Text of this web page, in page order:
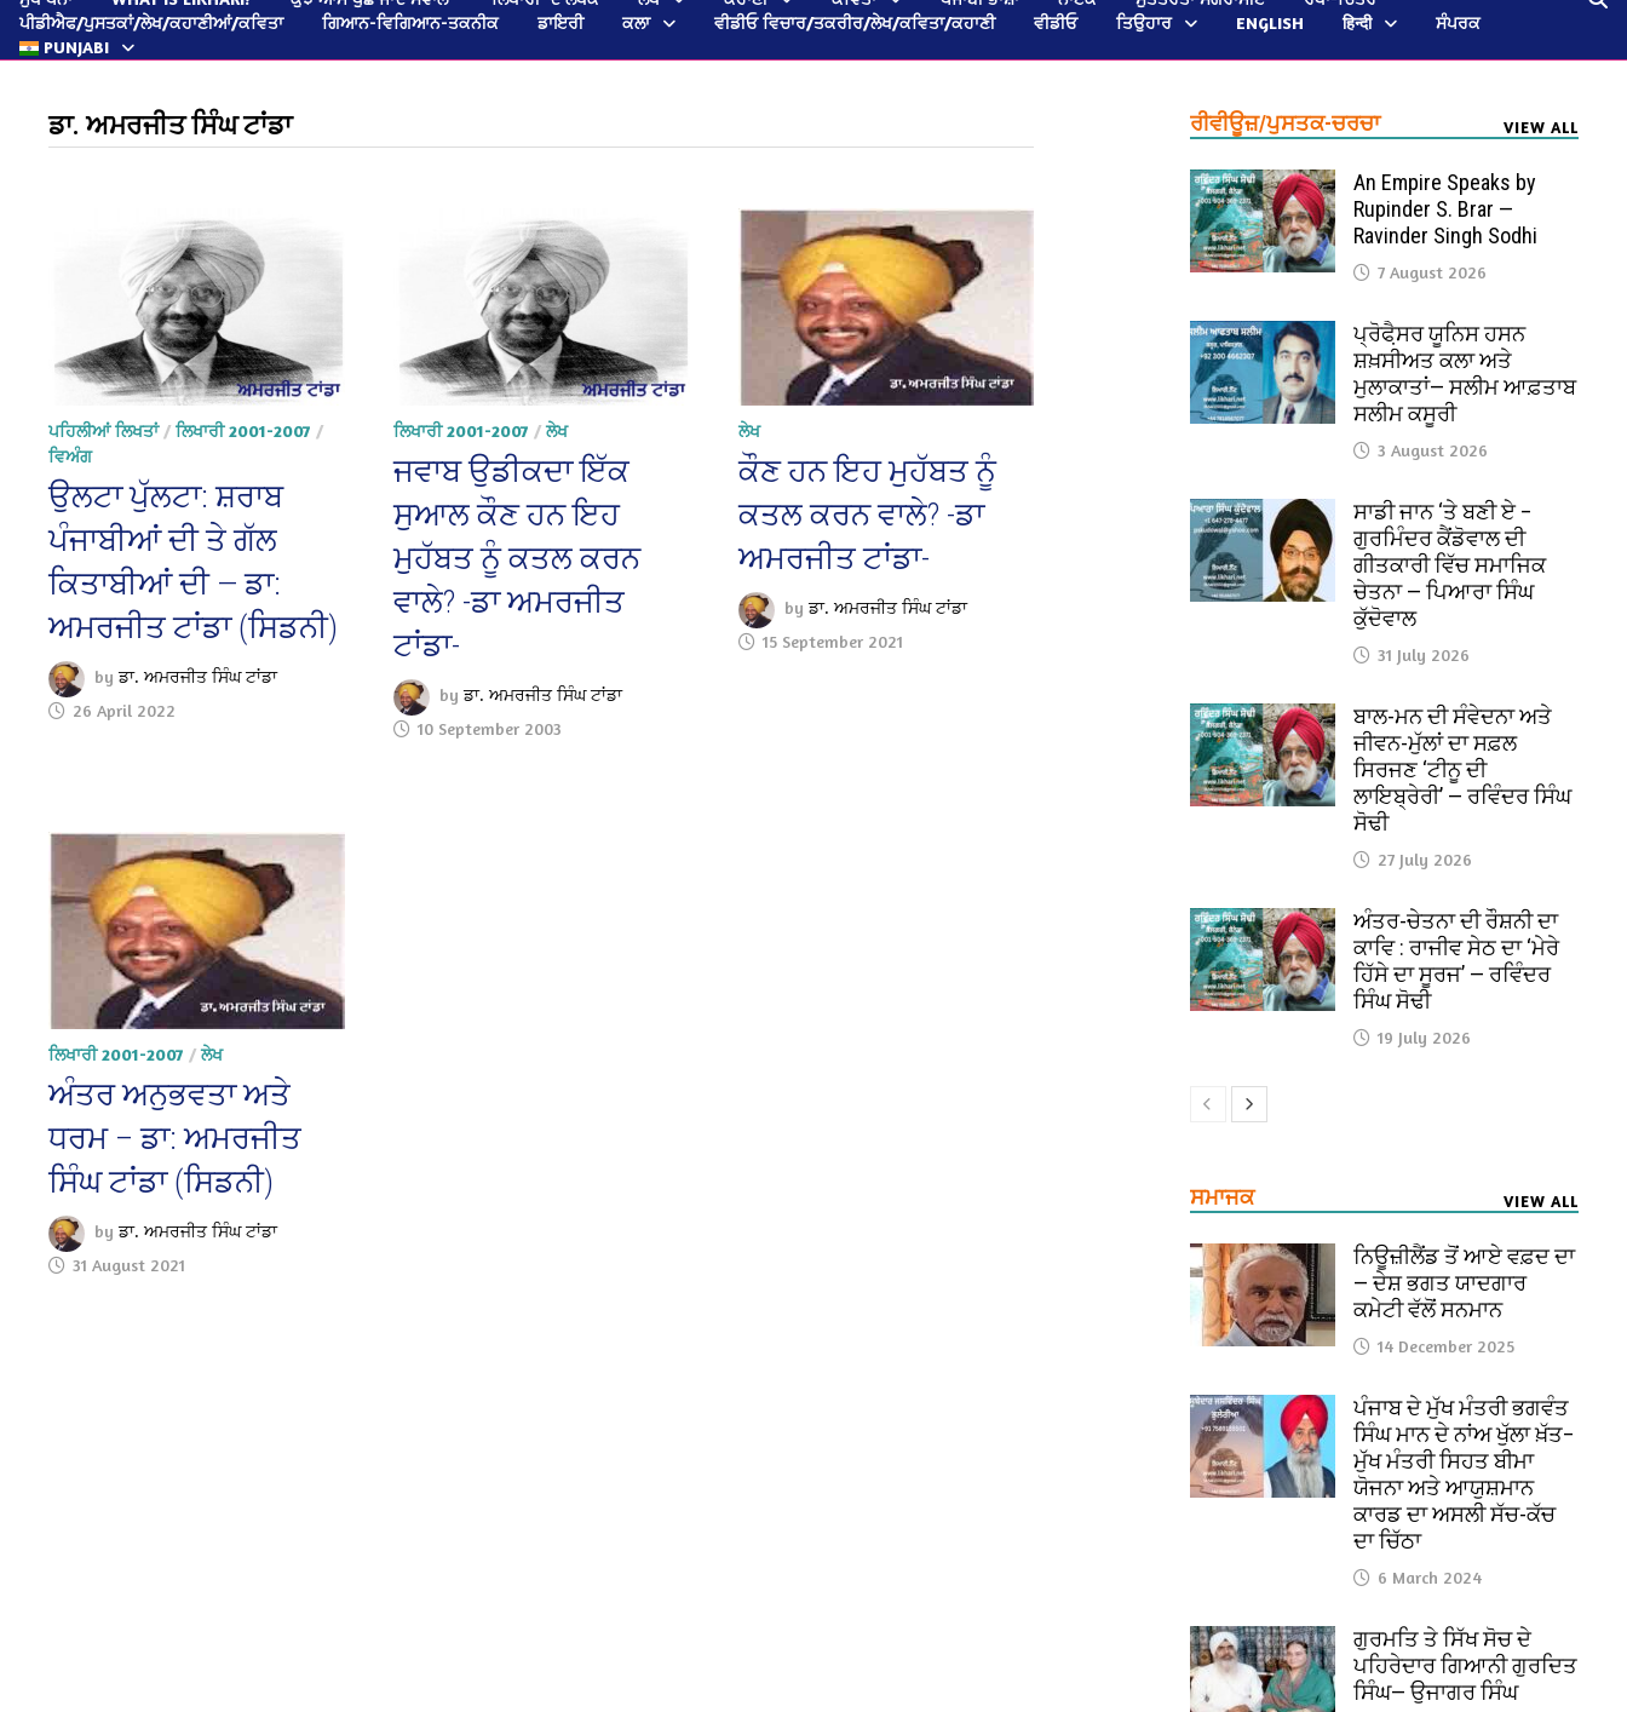
ਪੀਡੀਐਫ/ਪੁਸਤਕਾਂ/ਲੇਖ/ਕਹਾਣੀਆਂ/ਕਵਿਤਾ
ਗਿਆਨ-ਵਿਗਿਆਨ-ਤਕਨੀਕ ਡਾਇਰੀ ਕਲਾ ਵੀਡੀਓ ਵਿਚਾਰ/ਤਕਰੀਰ/ਲੇਖ/ਕਵਿਤਾ/ਕਹਾਣੀ ਵੀਡੀਓ ਤਿਉਹਾਰ ENGLISH हिन्दी
ਸੰਪਰਕ
PUNJABI
ਡਾ. ਅਮਰਜੀਤ ਸਿੰਘ ਟਾਂਡਾ
ਪਹਿਲੀਆਂ ਲਿਖਤਾਂ/ਲਿਖਾਰੀ 2001-2007 /
ਵਿਅੰਗ
ਉਲਟਾ ਪੁੱਲਟਾ: ਸ਼ਰਾਬ
ਪੰਜਾਬੀਆਂ ਦੀ ਤੇ ਗੱਲ
ਕਿਤਾਬੀਆਂ ਦੀ — ਡਾ:
ਅਮਰਜੀਤ ਟਾਂਡਾ (ਸਿਡਨੀ)
byਡਾ. ਅਮਰਜੀਤ ਸਿੰਘ ਟਾਂਡਾ
26 April 2022
ਲਿਖਾਰੀ 2001-2007 /ਲੇਖ
ਜਵਾਬ ਉਡੀਕਦਾ ਇੱਕ
ਸੁਆਲ ਕੌਣ ਹਨ ਇਹ
ਮੁਹੱਬਤ ਨੂੰ ਕਤਲ ਕਰਨ
ਵਾਲੇ? -ਡਾ ਅਮਰਜੀਤ
ਟਾਂਡਾ-
byਡਾ. ਅਮਰਜੀਤ ਸਿੰਘ ਟਾਂਡਾ
10 September 2003
ਲੇਖ
ਕੌਣ ਹਨ ਇਹ ਮੁਹੱਬਤ ਨੂੰ
ਕਤਲ ਕਰਨ ਵਾਲੇ? -ਡਾ
ਅਮਰਜੀਤ ਟਾਂਡਾ-
byਡਾ. ਅਮਰਜੀਤ ਸਿੰਘ ਟਾਂਡਾ
15 September 2021
ਲਿਖਾਰੀ 2001-2007 /ਲੇਖ
ਅੰਤਰ ਅਨੁਭਵਤਾ ਅਤੇ
ਧਰਮ – ਡਾ: ਅਮਰਜੀਤ
ਸਿੰਘ ਟਾਂਡਾ (ਸਿਡਨੀ)
byਡਾ. ਅਮਰਜੀਤ ਸਿੰਘ ਟਾਂਡਾ
31 August 2021
ਰੀਵੀਊਜ਼/ਪੁਸਤਕ-ਚਰਚਾ VIEW ALL
An Empire Speaks by
Rupinder S. Brar —
Ravinder Singh Sodhi
7 August 2026
ਪ੍ਰੋਫੈ਼ਸਰ ਯੂਨਿਸ ਹਸਨ
ਸ਼ਖ਼ਸੀਅਤ ਕਲਾ ਅਤੇ
ਮੁਲਾਕਾਤਾਂ— ਸਲੀਮ ਆਫ਼ਤਾਬ
ਸਲੀਮ ਕਸੂਰੀ
3 August 2026
ਸਾਡੀ ਜਾਨ ‘ਤੇ ਬਣੀ ਏ –
ਗੁਰਮਿੰਦਰ ਕੈਂਡੋਵਾਲ ਦੀ
ਗੀਤਕਾਰੀ ਵਿੱਚ ਸਮਾਜਿਕ
ਚੇਤਨਾ — ਪਿਆਰਾ ਸਿੰਘ
ਕੁੱਦੋਵਾਲ
31 July 2026
ਬਾਲ-ਮਨ ਦੀ ਸੰਵੇਦਨਾ ਅਤੇ
ਜੀਵਨ-ਮੁੱਲਾਂ ਦਾ ਸਫ਼ਲ
ਸਿਰਜਣ ‘ਟੀਨੂ ਦੀ
ਲਾਇਬ੍ਰੇਰੀ’ — ਰਵਿੰਦਰ ਸਿੰਘ
ਸੋਢੀ
27 July 2026
ਅੰਤਰ-ਚੇਤਨਾ ਦੀ ਰੌਸ਼ਨੀ ਦਾ
ਕਾਵਿ : ਰਾਜੀਵ ਸੇਠ ਦਾ ‘ਮੇਰੇ
ਹਿੱਸੇ ਦਾ ਸੂਰਜ’ — ਰਵਿੰਦਰ
ਸਿੰਘ ਸੋਢੀ
19 July 2026
ਸਮਾਜਕ VIEW ALL
ਨਿਊਜ਼ੀਲੈਂਡ ਤੋਂ ਆਏ ਵਫ਼ਦ ਦਾ
— ਦੇਸ਼ ਭਗਤ ਯਾਦਗਾਰ
ਕਮੇਟੀ ਵੱਲੋਂ ਸਨਮਾਨ
14 December 2025
ਪੰਜਾਬ ਦੇ ਮੁੱਖ ਮੰਤਰੀ ਭਗਵੰਤ
ਸਿੰਘ ਮਾਨ ਦੇ ਨਾਂਅ ਖੁੱਲਾ ਖ਼ੱਤ–
ਮੁੱਖ ਮੰਤਰੀ ਸਿਹਤ ਬੀਮਾ
ਯੋਜਨਾ ਅਤੇ ਆਯੁਸ਼ਮਾਨ
ਕਾਰਡ ਦਾ ਅਸਲੀ ਸੱਚ-ਕੱਚ
ਦਾ ਚਿੱਠਾ
6 March 2024
ਗੁਰਮਤਿ ਤੇ ਸਿੱਖ ਸੋਚ ਦੇ
ਪਹਿਰੇਦਾਰ ਗਿਆਨੀ ਗੁਰਦਿਤ
ਸਿੰਘ— ਉਜਾਗਰ ਸਿੰਘ